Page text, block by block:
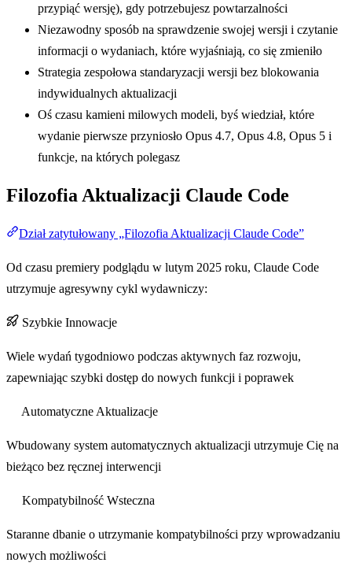
przypiąć wersję), gdy potrzebujesz powtarzalności
Niezawodny sposób na sprawdzenie swojej wersji i czytanie
informacji o wydaniach, które wyjaśniają, co się zmieniło
Strategia zespołowa standaryzacji wersji bez blokowania
indywidualnych aktualizacji
Oś czasu kamieni milowych modeli, byś wiedział, które
wydanie pierwsze przyniosło Opus 4.7, Opus 4.8, Opus 5 i
funkcje, na których polegasz
Filozofia Aktualizacji Claude Code
Dział zatytułowany „Filozofia Aktualizacji Claude Code”
Od czasu premiery podglądu w lutym 2025 roku, Claude Code
utrzymuje agresywny cykl wydawniczy:
Szybkie Innowacje
Wiele wydań tygodniowo podczas aktywnych faz rozwoju,
zapewniając szybki dostęp do nowych funkcji i poprawek
Automatyczne Aktualizacje
Wbudowany system automatycznych aktualizacji utrzymuje Cię na
bieżąco bez ręcznej interwencji
Kompatybilność Wsteczna
Staranne dbanie o utrzymanie kompatybilności przy wprowadzaniu
nowych możliwości